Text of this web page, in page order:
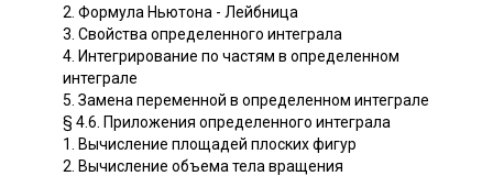
2. Формула Ньютона - Лейбница
3. Свойства определенного интеграла
4. Интегрирование по частям в определенном
интеграле
5. Замена переменной в определенном интеграле
§ 4.6. Приложения определенного интеграла
1. Вычисление площадей плоских фигур
2. Вычисление объема тела вращения